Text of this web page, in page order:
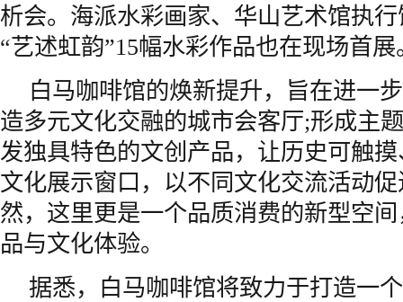
析会。海派水彩画家、华山艺术馆执
“艺述虹韵”15幅水彩作品也在现场首展
白马咖啡馆的焕新提升，旨在进一
造多元文化交融的城市会客厅;形成主
发独具特色的文创产品，让历史可触
文化展示窗口，以不同文化交流活动
然，这里更是一个品质消费的新型空
品与文化体验。
据悉，白马咖啡馆将致力于打造一